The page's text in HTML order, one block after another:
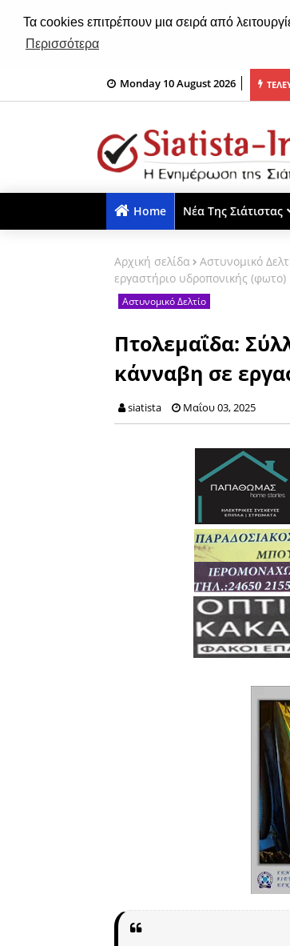
Τα cookies επιτρέπουν μια σειρά από
Περισσότερα
Monday 10 August 2026
90; Η μεγάλη στροφή. Στα έσχατα χρόνια...
Home Νέα Της Σιάτιστας
Αρχική σελίδα Αστυνομικό
εργαστήριο υδροπονικής (φωτο)
Αστυνομικό Δελτίο
Πτολεμαΐδα:
κάνναβη σε
siatista Μαΐου 03, 2025